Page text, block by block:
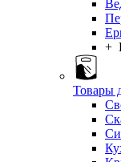
+
Товары